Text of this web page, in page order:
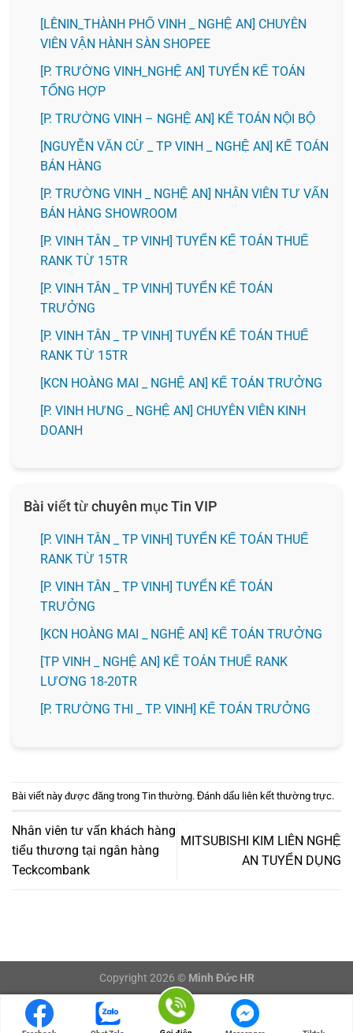
️[LÊNIN_THÀNH PHỐ VINH _ NGHỆ AN] CHUYÊN
VIÊN VẬN HÀNH SÀN SHOPEE
[P. TRƯỜNG VINH_NGHỆ AN] TUYỂN KẾ TOÁN
TỔNG HỢP
[P. TRƯỜNG VINH – NGHỆ AN] KẾ TOÁN NỘI BỘ
[NGUYỄN VĂN CỪ _ TP VINH _ NGHỆ AN] KẾ TOÁN
BÁN HÀNG
[P. TRƯỜNG VINH _ NGHỆ AN] NHÂN VIÊN TƯ VẤN
BÁN HÀNG SHOWROOM
[P. VINH TÂN _ TP VINH] TUYỂN KẾ TOÁN THUẾ
RANK TỪ 15TR
[P. VINH TÂN _ TP VINH] TUYỂN KẾ TOÁN
TRƯỞNG
[P. VINH TÂN _ TP VINH] TUYỂN KẾ TOÁN THUẾ
RANK TỪ 15TR
️[KCN HOÀNG MAI _ NGHỆ AN] KẾ TOÁN TRƯỞNG
️[P. VINH HƯNG _ NGHỆ AN] CHUYÊN VIÊN KINH
DOANH
Bài viết từ chuyên mục Tin VIP
[P. VINH TÂN _ TP VINH] TUYỂN KẾ TOÁN THUẾ
RANK TỪ 15TR
[P. VINH TÂN _ TP VINH] TUYỂN KẾ TOÁN
TRƯỞNG
️[KCN HOÀNG MAI _ NGHỆ AN] KẾ TOÁN TRƯỞNG
[TP VINH _ NGHỆ AN] KẾ TOÁN THUẾ RANK
LƯƠNG 18-20TR
️[P. TRƯỜNG THI _ TP. VINH] KẾ TOÁN TRƯỞNG
Bài viết này được đăng trong Tin thường. Đánh dấu liên kết thường trực.
Nhân viên tư vấn khách hàng
tiểu thương tại ngân hàng
Teckcombank
MITSUBISHI KIM LIÊN NGHỆ
AN TUYỂN DỤNG
Copyright 2026 © Minh Đức HR
LOGIN/LOGOUT